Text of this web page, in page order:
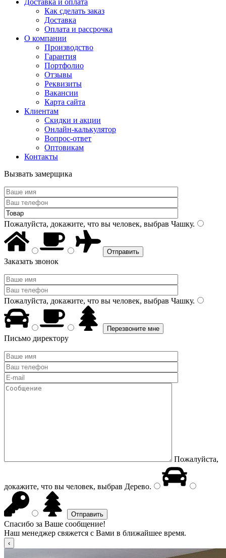
Доставка и оплата
Как сделать заказ
Доставка
Оплата и рассрочка
О компании
Производство
Гарантия
Портфолио
Отзывы
Реквизиты
Вакансии
Карта сайта
Клиентам
Скидки и акции
Онлайн-калькулятор
Вопрос-ответ
Оптовикам
Контакты
Вызвать замерщика
Пожалуйста, докажите, что вы человек, выбрав Чашку.
Заказать звонок
Пожалуйста, докажите, что вы человек, выбрав Чашку.
Письмо директору
Пожалуйста,
докажите, что вы человек, выбрав Дерево.
Спасибо за Ваше сообщение!
Наш менеджер свяжется с Вами в ближайшее время.